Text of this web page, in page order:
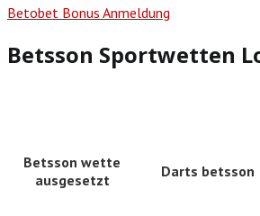
Betobet Bonus Anmeldung
Betsson Sportwetten
Betsson wette
ausgesetzt
Darts betsson